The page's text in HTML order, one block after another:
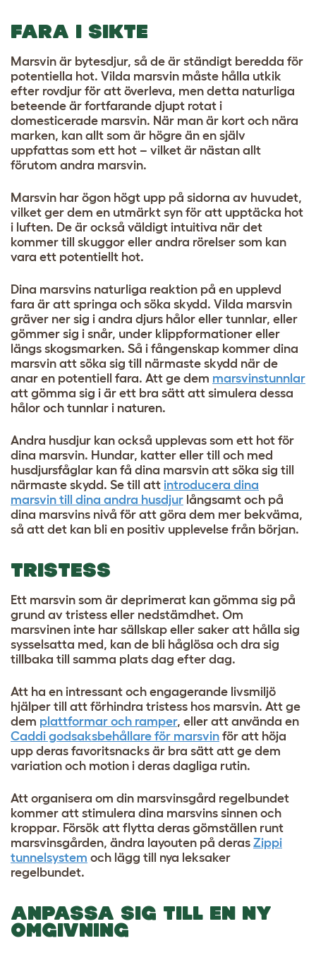
FARA I SIKTE
Marsvin är bytesdjur, så de är ständigt beredda för
potentiella hot. Vilda marsvin måste hålla utkik
efter rovdjur för att överleva, men detta naturliga
beteende är fortfarande djupt rotat i
domesticerade marsvin. När man är kort och nära
marken, kan allt som är högre än en själv
uppfattas som ett hot – vilket är nästan allt
förutom andra marsvin.
Marsvin har ögon högt upp på sidorna av huvudet,
vilket ger dem en utmärkt syn för att upptäcka hot
i luften. De är också väldigt intuitiva när det
kommer till skuggor eller andra rörelser som kan
vara ett potentiellt hot.
Dina marsvins naturliga reaktion på en upplevd
fara är att springa och söka skydd. Vilda marsvin
gräver ner sig i andra djurs hålor eller tunnlar, eller
gömmer sig i snår, under klippformationer eller
längs skogsmarken. Så i fångenskap kommer dina
marsvin att söka sig till närmaste skydd när de
anar en potentiell fara. Att ge dem marsvinstunnlar
att gömma sig i är ett bra sätt att simulera dessa
hålor och tunnlar i naturen.
Andra husdjur kan också upplevas som ett hot för
dina marsvin. Hundar, katter eller till och med
husdjursfåglar kan få dina marsvin att söka sig till
närmaste skydd. Se till att introducera dina
marsvin till dina andra husdjur långsamt och på
dina marsvins nivå för att göra dem mer bekväma,
så att det kan bli en positiv upplevelse från början.
TRISTESS
Ett marsvin som är deprimerat kan gömma sig på
grund av tristess eller nedstämdhet. Om
marsvinen inte har sällskap eller saker att hålla sig
sysselsatta med, kan de bli håglösa och dra sig
tillbaka till samma plats dag efter dag.
Att ha en intressant och engagerande livsmiljö
hjälper till att förhindra tristess hos marsvin. Att ge
dem plattformar och ramper, eller att använda en
Caddi godsaksbehållare för marsvin för att höja
upp deras favoritsnacks är bra sätt att ge dem
variation och motion i deras dagliga rutin.
Att organisera om din marsvinsgård regelbundet
kommer att stimulera dina marsvins sinnen och
kroppar. Försök att flytta deras gömställen runt
marsvinsgården, ändra layouten på deras Zippi
tunnelsystem och lägg till nya leksaker
regelbundet.
ANPASSA SIG TILL EN NY
OMGIVNING